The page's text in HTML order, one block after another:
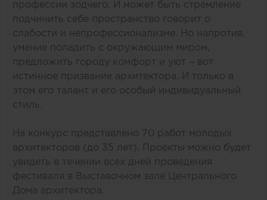
профессии зодчего. И может быть стремление
подчинить себе пространство говорит о
слабости и непрофессионализме. Но напротив,
умение поладить с окружающим миром,
предложить городу комфорт и уют – вот
истинное призвание архитектора. И только в
этом его талант и его особый индивидуальный
стиль.
На конкурс представлено 70 работ молодых
архитекторов (до 35 лет). Проекты можно будет
увидеть в течении всех дней проведения
фестиваля в Выставочном зале Центрального
Дома архитектора.